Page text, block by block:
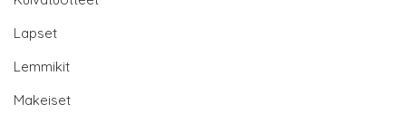
Lapset
Lemmikit
Makeiset